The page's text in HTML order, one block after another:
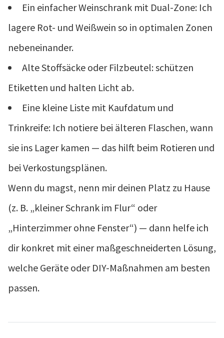
Ein einfacher Weinschrank mit Dual-Zone: Ich
lagere Rot- und Weißwein so in optimalen Zonen
nebeneinander.
Alte Stoffsäcke oder Filzbeutel: schützen
Etiketten und halten Licht ab.
Eine kleine Liste mit Kaufdatum und
Trinkreife: Ich notiere bei älteren Flaschen, wann
sie ins Lager kamen — das hilft beim Rotieren und
bei Verkostungsplänen.
Wenn du magst, nenn mir deinen Platz zu Hause
(z. B. „kleiner Schrank im Flur“ oder
„Hinterzimmer ohne Fenster“) — dann helfe ich
dir konkret mit einer maßgeschneiderten Lösung,
welche Geräte oder DIY-Maßnahmen am besten
passen.